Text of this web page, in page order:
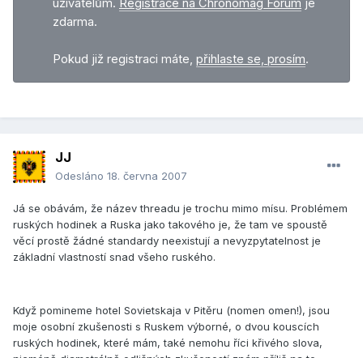
uživatelům. Registrace na Chronomag Fórum je
zdarma.
Pokud již registraci máte, přihlaste se, prosím.
JJ
Odesláno 18. června 2007
Já se obávám, že název threadu je trochu mimo mísu. Problémem
ruských hodinek a Ruska jako takového je, že tam ve spoustě
věcí prostě žádné standardy neexistují a nevyzpytatelnost je
základní vlastností snad všeho ruského.
Když pomineme hotel Sovietskaja v Pitěru (nomen omen!), jsou
moje osobní zkušenosti s Ruskem výborné, o dvou kouscích
ruských hodinek, které mám, také nemohu říci křivého slova,